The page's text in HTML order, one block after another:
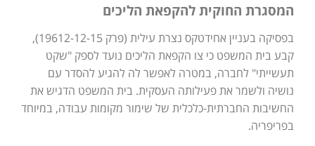
המסגרת החוקית להקפאת הליכים
בפסיקה בעניין אחידטקס נצרת עילית (פרק 19612-12-15),
קבע בית המשפט כי צו הקפאת הליכים נועד לספק "שקט
תעשייתי" לחברה, במטרה לאפשר לה להגיע להסדר עם
נושיה ולשמר את פעילותה העסקית. בית המשפט הדגיש את
החשיבות החברתית-כלכלית של שימור מקומות עבודה, במיוחד
בפריפריה.